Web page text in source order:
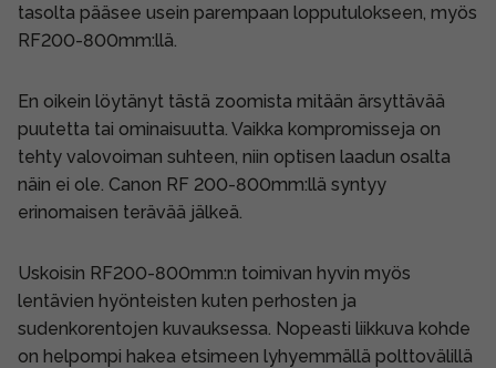
tasolta pääsee usein parempaan lopputulokseen, myös
RF200-800mm:llä.
En oikein löytänyt tästä zoomista mitään ärsyttävää
puutetta tai ominaisuutta. Vaikka kompromisseja on
tehty valovoiman suhteen, niin optisen laadun osalta
näin ei ole. Canon RF 200-800mm:llä syntyy
erinomaisen terävää jälkeä.
Uskoisin RF200-800mm:n toimivan hyvin myös
lentävien hyönteisten kuten perhosten ja
sudenkorentojen kuvauksessa. Nopeasti liikkuva kohde
on helpompi hakea etsimeen lyhyemmällä polttovälillä